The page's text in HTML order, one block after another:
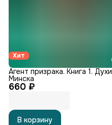
Хит
660 ₽
Агент призрака. Книга 1. Духи
Минска
В корзину